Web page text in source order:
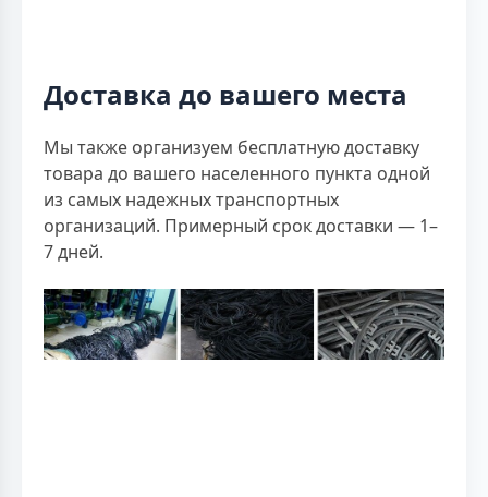
Доставка до вашего места
Мы также организуем бесплатную доставку
товара до вашего населенного пункта одной
из самых надежных транспортных
организаций. Примерный срок доставки — 1–
7 дней.